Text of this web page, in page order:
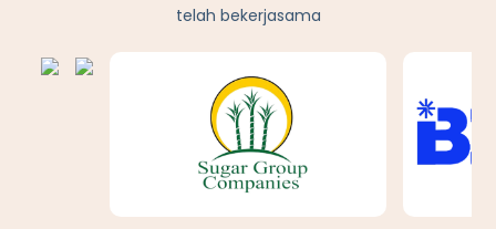
telah bekerjasama